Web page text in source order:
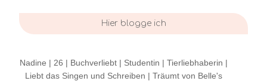
Hier blogge ich
Nadine | 26 | Buchverliebt | Studentin | Tierliebhaberin |
Liebt das Singen und Schreiben | Träumt von Belle's